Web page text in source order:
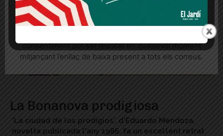
La Bonanova prodigiosa
'La ciudad de los prodigios', d'Eduardo Mendoza,
novel·la publicada l'any 1986, fa un excel·lent retrat
Quan l’usuari crea un compte al Diari el Jardí, dona el
seu consentiment explícit per rebre comunicacions
consentiment pot ser revocat en qualsevol moment
mitjançant l’enllaç de baixa present a tots els correus.